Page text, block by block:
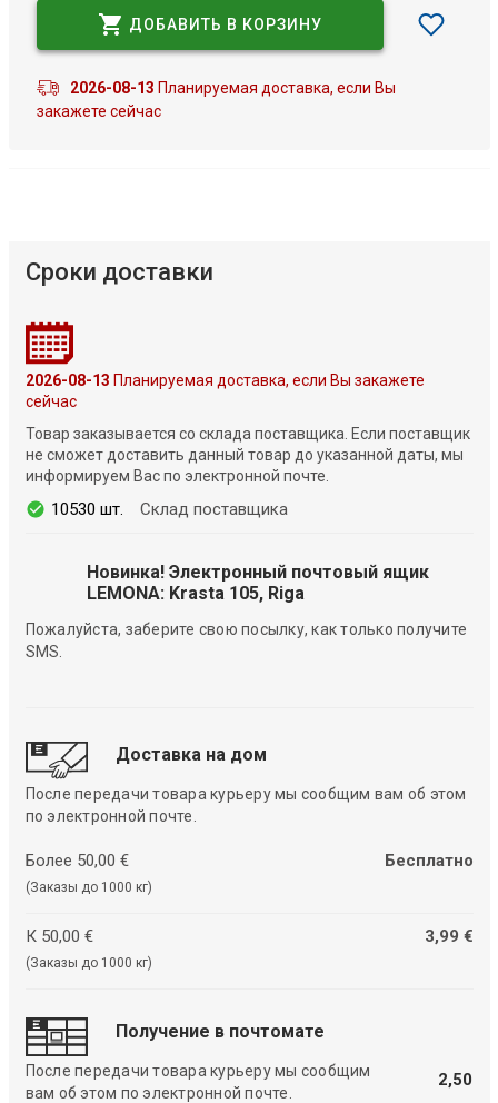
ДОБАВИТЬ В КОРЗИНУ
2026-08-13 Планируемая доставка, если Вы
закажете сейчас
Сроки доставки
2026-08-13 Планируемая доставка, если Вы закажете
сейчас
Товар заказывается со склада поставщика. Если поставщик
не сможет доставить данный товар до указанной даты, мы
информируем Вас по электронной почте.
10530 шт. Склад поставщика
Новинка! Электронный почтовый ящик
LEMONA: Krasta 105, Riga
Пожалуйста, заберите свою посылку, как только получите
SMS.
Доставка на дом
После передачи товара курьеру мы сообщим вам об этом
по электронной почте.
Более 50,00 €
(Заказы до 1000 кг)
Бесплатно
К 50,00 €
(Заказы до 1000 кг)
3,99 €
Получение в почтомате
После передачи товара курьеру мы сообщим
вам об этом по электронной почте.
2,50